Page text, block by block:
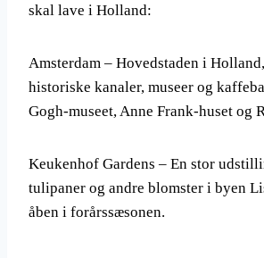
skal lave i Holland:
Amsterdam – Hovedstaden i
historiske kanaler, museer og
Gogh-museet, Anne Frank-huset og
Keukenhof Gardens – En stor
tulipaner og andre blomster i byen
åben i forårssæsonen.